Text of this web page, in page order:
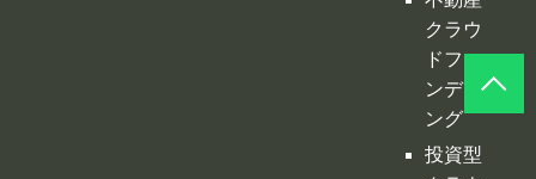
ドファ
ンディ
ング